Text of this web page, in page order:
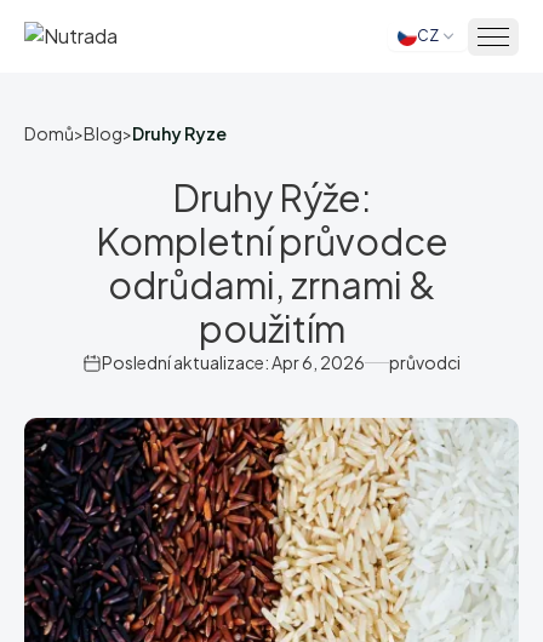
Domů CZ
Domů>Blog>Druhy Ryze
Druhy Rýže:
Kompletní průvodce
odrůdami, zrnami &
použitím
Poslední aktualizace: Apr 6, 2026 průvodci